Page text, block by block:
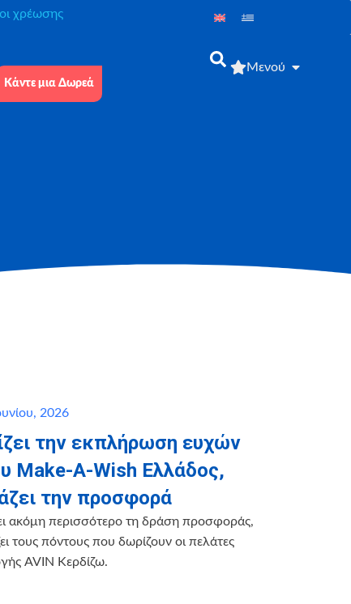
χρέωσης
Κάντε μια Δωρεά
Μενού
2026
την εκπλήρωση ευχών
Make-A-Wish Ελλάδος,
την προσφορά
ακόμη περισσότερο τη δράση προσφοράς,
τους πόντους που δωρίζουν οι πελάτες
AVIN Κερδίζω.